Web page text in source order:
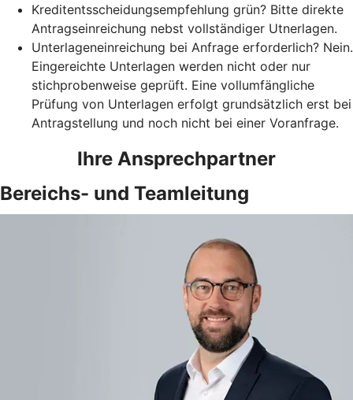
Kreditentsscheidungsempfehlung grün? Bitte direkte
Antragseinreichung nebst vollständiger Utnerlagen.
Unterlageneinreichung bei Anfrage erforderlich? Nein.
Eingereichte Unterlagen werden nicht oder nur
stichprobenweise geprüft. Eine vollumfängliche
Prüfung von Unterlagen erfolgt grundsätzlich erst bei
Antragstellung und noch nicht bei einer Voranfrage.
Ihre Ansprechpartner
Bereichs- und Teamleitung